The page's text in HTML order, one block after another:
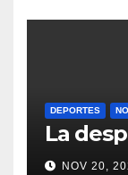
DEPORTES
La
NOV 20,